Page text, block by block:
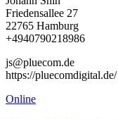
Friedensallee 27
22765 Hamburg
+4940790218986
js@pluecom.de
https://pluecomdigital.de/
Online